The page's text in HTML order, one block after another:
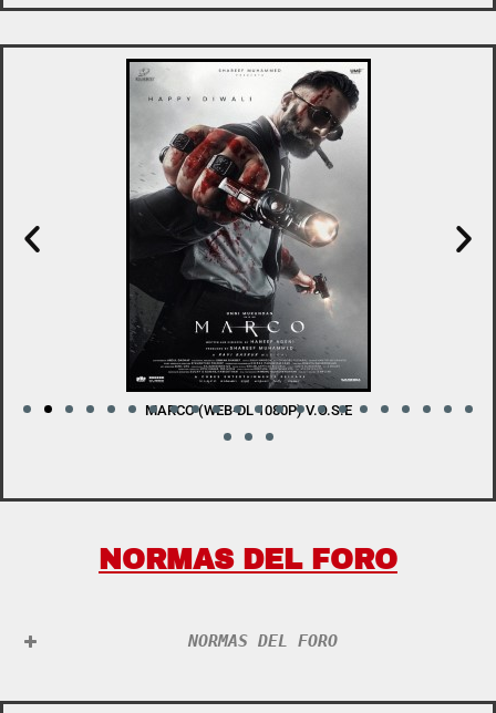
LADY WITH A SWORD (BDRIP 1080P) V.O.S.E
NORMAS DEL FORO
NORMAS DEL FORO